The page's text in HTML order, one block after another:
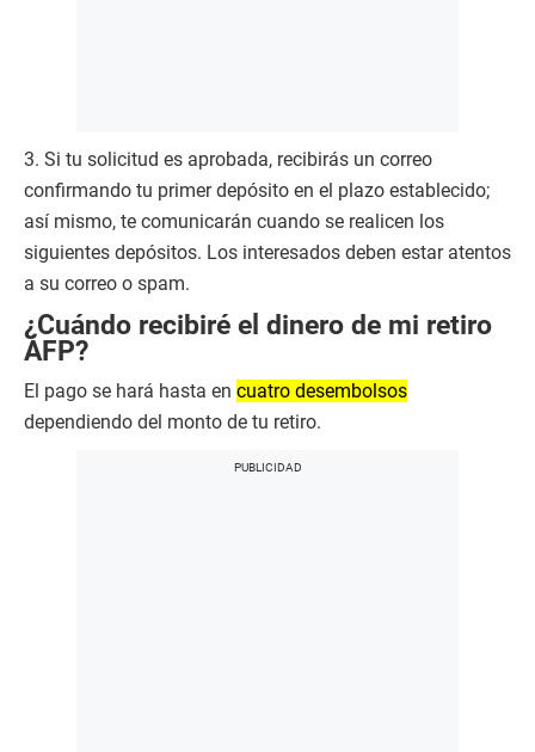
3. Si tu solicitud es aprobada, recibirás un correo
confirmando tu primer depósito en el plazo establecido;
así mismo, te comunicarán cuando se realicen los
siguientes depósitos. Los interesados deben estar atentos
a su correo o spam.
¿Cuándo recibiré el dinero de mi retiro
AFP?
El pago se hará hasta en cuatro desembolsos
dependiendo del monto de tu retiro.